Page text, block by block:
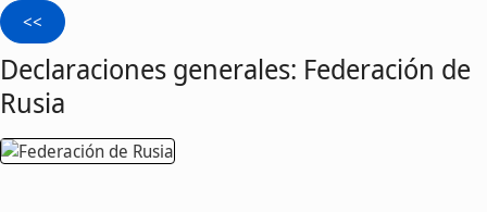
Declaraciones generales: Federación de
Rusia